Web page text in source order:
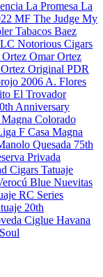
La Promesa La
MF The Judge My
Tabacos Baez
Notorious Cigars
Omar Ortez
Original PDR
2006 A. Flores
El Trovador
Anniversary
Magna Colorado
F Casa Magna
Quesada 75th
Privada
Cigars Tatuaje
Blue Nuevitas
RC Series
20th
Ciglue Havana